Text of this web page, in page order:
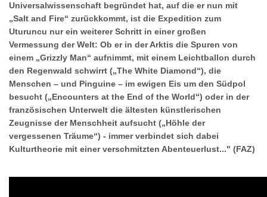
Universalwissenschaft begründet hat, auf die er nun mit
„Salt and Fire“ zurückkommt, ist die Expedition zum
Uturuncu nur ein weiterer Schritt in einer großen
Vermessung der Welt: Ob er in der Arktis die Spuren von
einem „Grizzly Man“ aufnimmt, mit einem Leichtballon durch
den Regenwald schwirrt („The White Diamond“), die
Menschen – und Pinguine – im ewigen Eis um den Südpol
besucht („Encounters at the End of the World“) oder in der
französischen Unterwelt die ältesten künstlerischen
Zeugnisse der Menschheit aufsucht („Höhle der
vergessenen Träume“) - immer verbindet sich dabei
Kulturtheorie mit einer verschmitzten Abenteuerlust..." (FAZ)